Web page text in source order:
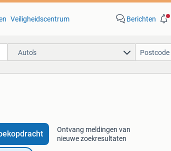
Veiligheidscentrum Berichten
Auto's
Ontvang meldingen van
nieuwe zoekresultaten